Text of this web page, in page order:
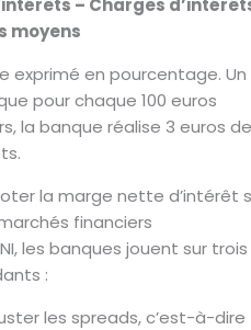
– Charges
moyens
exprimé en pourcentage. Un
pour chaque 100 euros
la banque réalise 3 euros
la marge nette d’intérêt
financiers
les banques jouent sur trois
:
les spreads, c’est-à-dire